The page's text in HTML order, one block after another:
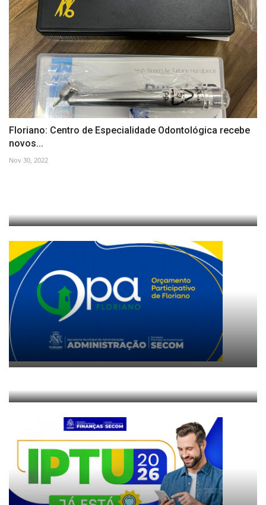
Floriano: Centro de Especialidade Odontológica recebe
novos...
Nov 30, 2022